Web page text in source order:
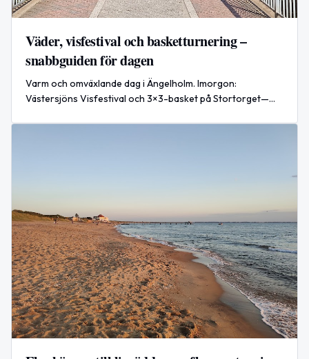
Väder, visfestival och basketturnering –
snabbguiden för dagen
Varm och omväxlande dag i Ängelholm. Imorgon:
Västersjöns Visfestival och 3×3-basket på Stortorget—